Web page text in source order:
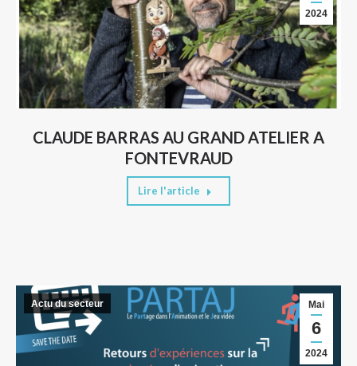
CLAUDE BARRAS AU GRAND ATELIER A
FONTEVRAUD
2024
Lire l'article
Mai
6
2024
Actu du secteur